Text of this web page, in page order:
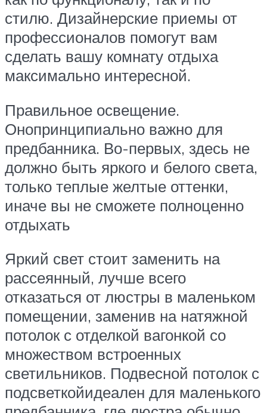
стилю. Дизайнерские приемы от
профессионалов помогут вам
сделать вашу комнату отдыха
максимально интересной.
Правильное освещение.
Онопринципиально важно для
предбанника. Во-первых, здесь не
должно быть яркого и белого света,
только теплые желтые оттенки,
иначе вы не сможете полноценно
отдыхать
Яркий свет стоит заменить на
рассеянный, лучше всего
отказаться от люстры в маленьком
помещении, заменив на натяжной
потолок с отделкой вагонкой со
множеством встроенных
светильников. Подвесной потолок с
подсветкойидеален для маленького